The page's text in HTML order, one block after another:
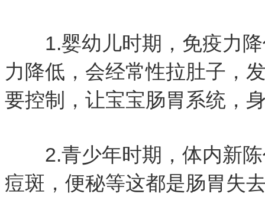
1.婴幼儿时期，免疫力降
力降低，会经常性拉肚子，
要控制，让宝宝肠胃系统，
2.青少年时期，体内新陈
痘斑，便秘等这都是肠胃失